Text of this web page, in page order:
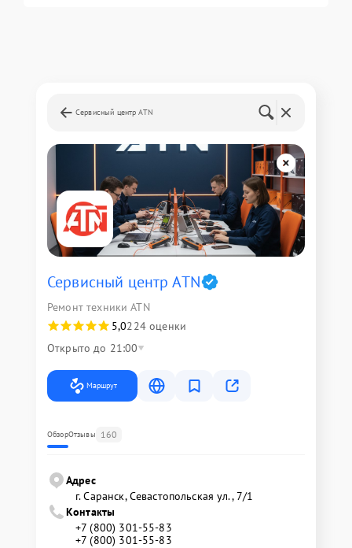
Сервисный центр ATN
Сервисный центр ATN
Ремонт техники ATN
5,0224 оценки
Открыто до 21:00
Маршрут
ОбзорОтзывы 160
Адрес
г. Саранск, Севастопольская ул., 7/1
Контакты
+7 (800) 301-55-83
+7 (800) 301-55-83